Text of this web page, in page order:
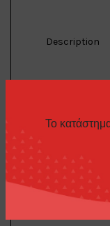
Το
Description
Manufacturer
Limited